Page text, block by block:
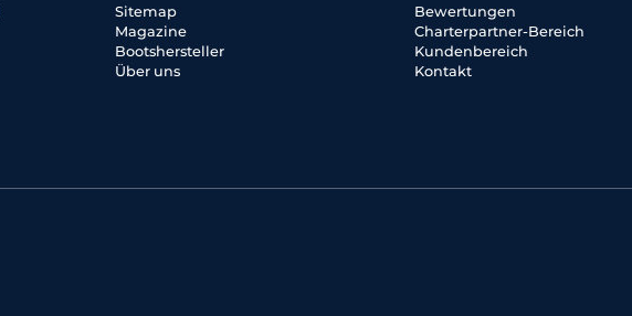
Sitemap
Magazine
Bootshersteller
Über uns
Bewertungen
Charterpartner-Bereich
Kundenbereich
Kontakt